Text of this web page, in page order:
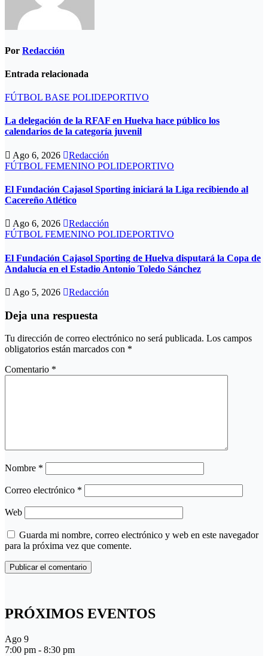
Por Redacción
Entrada relacionada
FÚTBOL BASE POLIDEPORTIVO
La delegación de la RFAF en Huelva hace público los
calendarios de la categoría juvenil
Ago 6, 2026
Redacción
FÚTBOL FEMENINO POLIDEPORTIVO
El Fundación Cajasol Sporting iniciará la Liga recibiendo al
Cacereño Atlético
Ago 6, 2026
Redacción
FÚTBOL FEMENINO POLIDEPORTIVO
El Fundación Cajasol Sporting de Huelva disputará la Copa de
Andalucía en el Estadio Antonio Toledo Sánchez
Ago 5, 2026 Redacción
Deja una respuesta
Tu dirección de correo electrónico no será publicada. Los campos
obligatorios están marcados con *
Comentario *
Nombre *
Correo electrónico *
Web
Guarda mi nombre, correo electrónico y web en este navegador
para la próxima vez que comente.
PRÓXIMOS EVENTOS
Ago 9
7:00 pm - 8:30 pm